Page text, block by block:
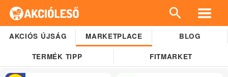
AKCIÓS ÚJSÁG MARKETPLACE BLOG
TERMÉK TIPP FITMARKET